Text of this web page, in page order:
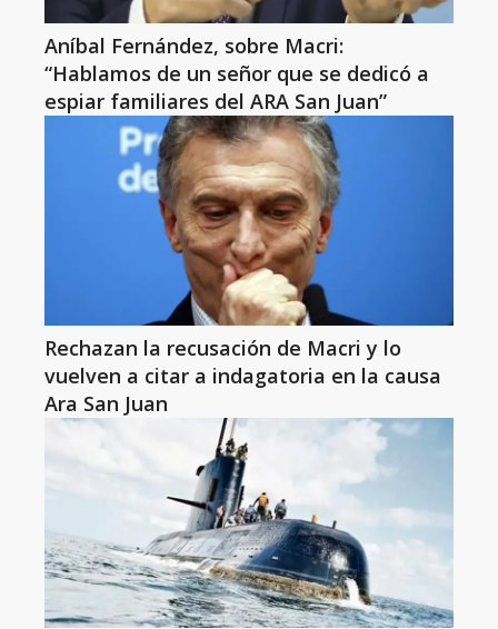
Aníbal Fernández, sobre Macri:
“Hablamos de un señor que se dedicó a
espiar familiares del ARA San Juan”
Rechazan la recusación de Macri y lo
vuelven a citar a indagatoria en la causa
Ara San Juan